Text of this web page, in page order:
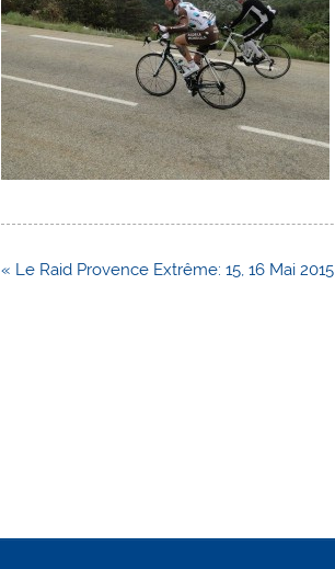
Navigation
« Le Raid Provence Extrême: 15, 16 Mai 2015